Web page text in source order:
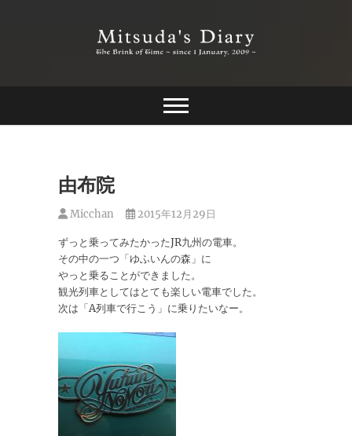
Mitsuda's Diary
由布院
Micchan 2015年12月29日
ずっと乗ってみたかったJR九州の電車。
その中の一つ「ゆふいんの森」に
やっと乗ることができました。
観光列車としてはとても楽しい電車でした。
次は「A列車で行こう」に乗りたいなー。